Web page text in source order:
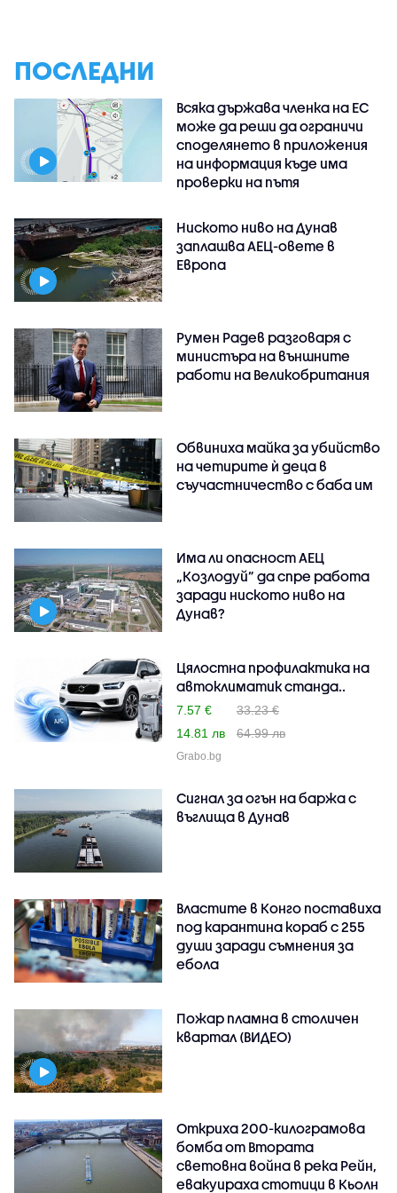
ПОСЛЕДНИ
Всяка държава членка на ЕС
може да реши да ограничи
споделянето в приложения
на информация къде има
проверки на пътя
Ниското ниво на Дунав
заплашва АЕЦ-овете в
Европа
Румен Радев разговаря с
министъра на външните
работи на Великобритания
Обвиниха майка за убийство
на четирите ѝ деца в
съучастничество с баба им
Има ли опасност АЕЦ
„Козлодуй” да спре работа
заради ниското ниво на
Дунав?
Цялостна профилактика на
автоклиматик станда..
7.57 €
33.23 €
14.81 лв
64.99 лв
Grabo.bg
Сигнал за огън на баржа с
въглища в Дунав
Властите в Конго поставиха
под карантина кораб с 255
души заради съмнения за
ебола
Пожар пламна в столичен
квартал (ВИДЕО)
Откриха 200-килограмова
бомба от Втората
световна война в река Рейн,
евакуираха стотици в Кьолн